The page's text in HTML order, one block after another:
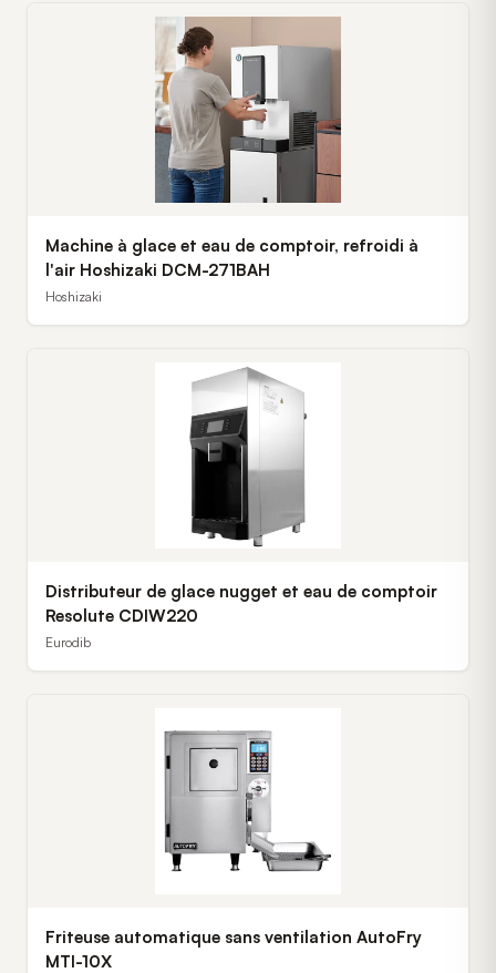
Machine à glace et eau de comptoir, refroidi à
l'air Hoshizaki DCM-271BAH
Hoshizaki
Distributeur de glace nugget et eau de comptoir
Resolute CDIW220
Eurodib
Friteuse automatique sans ventilation AutoFry
MTI-10X